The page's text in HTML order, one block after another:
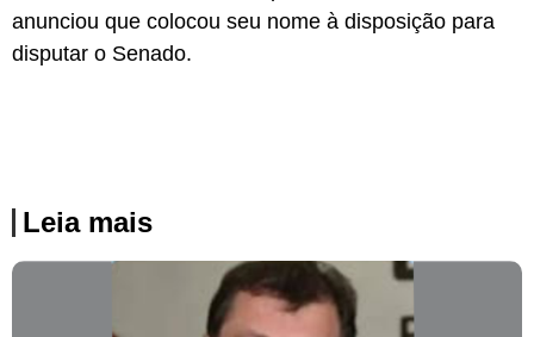
anunciou que colocou seu nome à disposição para
disputar o Senado.
Leia mais